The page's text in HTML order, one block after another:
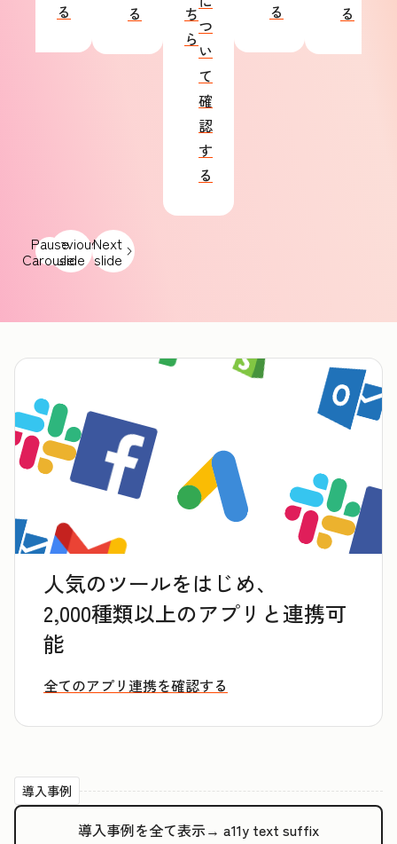
Previous
slide
Next
slide
る
る
ち
ら
つ
い
て
確
認
す
る
る
る
Pause
Carousel
人気のツールをはじめ、
2,000種類以上のアプリと連携可
能
全てのアプリ連携を確認する
導入事例
導入事例を全て表示→ a11y text suffix